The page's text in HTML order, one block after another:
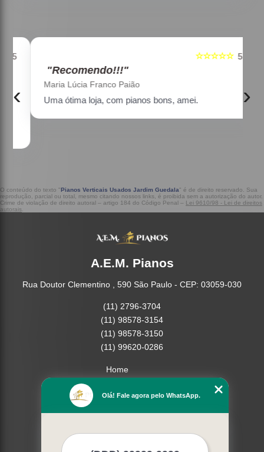
5
☆☆☆☆☆
"Recomendo!!!"
Maria Lúcia Franco Paião
Uma ótima loja, com pianos bons, amei.
‹ ›
O conteúdo do texto "Pianos Verticais Usados Jardim Guedala" é de direito reservado. Sua
reprodução, parcial ou total, mesmo citando nossos links, é proibida sem a autorização do autor.
Crime de violação de direito autoral – artigo 184 do Código Penal – Lei 9610/98 - Lei de direitos
autorais
A.E.M. Pianos
Rua Doutor Clementino , 590 São Paulo - CEP: 03059-030
(11) 2796-3704
(11) 98578-3154
(11) 98578-3150
(11) 99620-0286
Home
Missão
Olá! Fale agora pelo WhatsApp.